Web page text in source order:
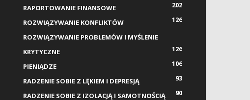
RAPORTOWANIE FINANSOWE
202
ROZWIĄZYWANIE KONFLIKTÓW
126
ROZWIĄZYWANIE PROBLEMÓW I MYŚLENIE
KRYTYCZNE
126
PIENIĄDZE
106
RADZENIE SOBIE Z LĘKIEM I DEPRESJĄ
93
RADZENIE SOBIE Z IZOLACJĄ I SAMOTNOŚCIĄ
90